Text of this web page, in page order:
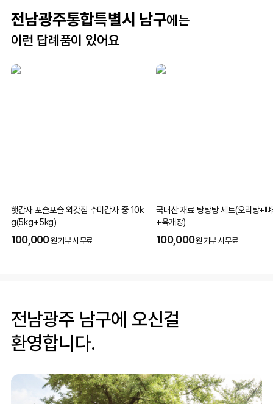
전남광주통합특별시 남구에는
이런 답례품이 있어요
햇감자 포슬포슬 외갓집 수미감자 중 10k
g(5kg+5kg)
100,000원 기부 시 무료
국내산 재료 탕탕탕 세트(오리탕+
+육개장)
100,000원 기부 시 무료
전남광주 남구에 오신걸
환영합니다.